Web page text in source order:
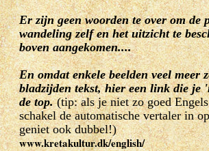
Er zijn geen woorden te over om de
wandeling zelf en het uitzicht te
boven aangekomen....
En omdat enkele beelden veel meer
bladzijden tekst, hier een link die je
de top.(tip: als je niet zo goed
schakel de automatische vertaler in
geniet ook dubbel!)
www.kretakultur.dk/english/